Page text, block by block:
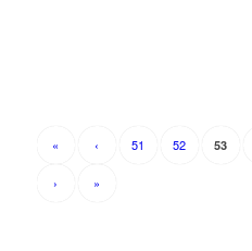
« ‹ 51 52 53
› »